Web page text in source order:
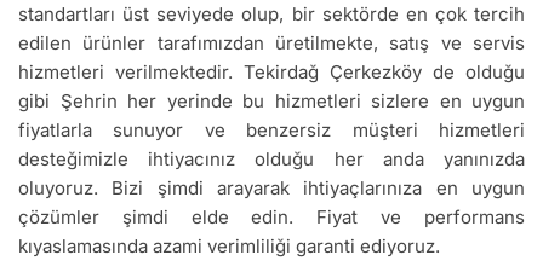
standartları üst seviyede olup, bir sektörde en çok tercih
edilen ürünler tarafımızdan üretilmekte, satış ve servis
hizmetleri verilmektedir. Tekirdağ Çerkezköy de olduğu
gibi Şehrin her yerinde bu hizmetleri sizlere en uygun
fiyatlarla sunuyor ve benzersiz müşteri hizmetleri
desteğimizle ihtiyacınız olduğu her anda yanınızda
oluyoruz. Bizi şimdi arayarak ihtiyaçlarınıza en uygun
çözümler şimdi elde edin. Fiyat ve performans
kıyaslamasında azami verimliliği garanti ediyoruz.